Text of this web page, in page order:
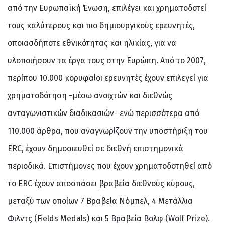
από την Ευρωπαϊκή Ένωση, επιλέγει και χρηματοδοτεί
τους καλύτερους και πιο δημιουργικούς ερευνητές,
οποιασδήποτε εθνικότητας και ηλικίας, για να
υλοποιήσουν τα έργα τους στην Ευρώπη. Από το 2007,
περίπου 10.000 κορυφαίοι ερευνητές έχουν επιλεγεί για
χρηματοδότηση -μέσω ανοιχτών και διεθνώς
ανταγωνιστικών διαδικασιών- ενώ περισσότερα από
110.000 άρθρα, που αναγνωρίζουν την υποστήριξη του
ERC, έχουν δημοσιευθεί σε διεθνή επιστημονικά
περιοδικά. Επιστήμονες που έχουν χρηματοδοτηθεί από
το ERC έχουν αποσπάσει βραβεία διεθνούς κύρους,
μεταξύ των οποίων 7 Βραβεία Νόμπελ, 4 Μετάλλια
Φιλντς (Fields Medals) και 5 Βραβεία Βολφ (Wolf Prize).